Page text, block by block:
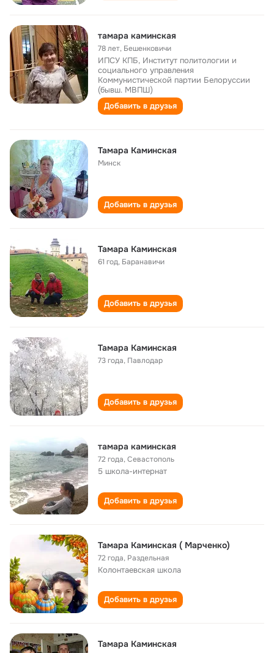
тамара каминская
78 лет, Бешенковичи
ИПСУ КПБ, Институт политологии и
социального управления
Коммунистической партии Белоруссии
(бывш. МВПШ)
Добавить в друзья
Тамара Каминская
Минск
Добавить в друзья
Тамара Каминская
61 год, Баранавичи
Добавить в друзья
Тамара Каминская
73 года, Павлодар
Добавить в друзья
тамара каминская
72 года,Севастополь
5 школа-интернат
Добавить в друзья
Тамара Каминская ( Марченко)
72 года, Раздельная
Колонтаевская школа
Добавить в друзья
Тамара Каминская